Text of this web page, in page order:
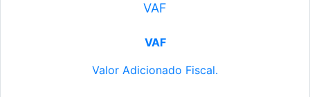
VAF
VAF
Valor Adicionado Fiscal.